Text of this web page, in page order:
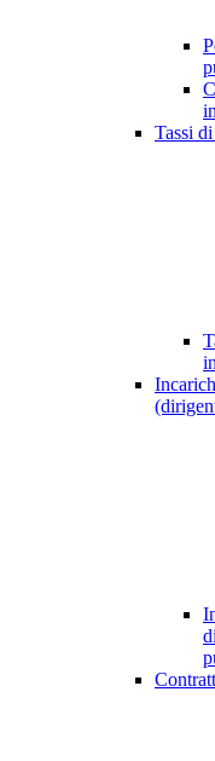
Tassi di